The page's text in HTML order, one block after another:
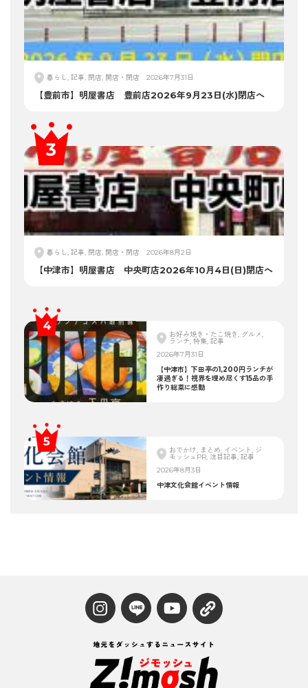
暮らし, 記事, 閉店, 開店・閉店 2026年7月31日
【豊前市】明屋書店 豊前店2026年9月23日(水)閉店へ
暮らし, 記事, 閉店, 開店・閉店 2026年8月2日
【中津市】明屋書店 中央町店2026年10月4日(日)閉店へ
お好み焼き・たこ焼き, グルメ,
ランチ, 特集, 記事
2026年7月31日
【中津市】下田亭の1,200円ランチが
凄過ぎる！視界を埋め尽くす15品の手
作り総菜に感動
おでかけ, まとめ, イベント, ジ
モッシュPR, 注目記事, 記事
2026年8月3日
中津文化会館イベント情報